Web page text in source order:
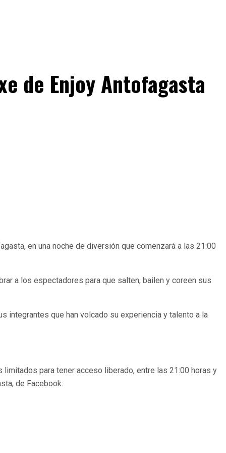
de Enjoy Antofagasta
en una noche de diversión que comenzará a las 21:00
a los espectadores para que salten, bailen y coreen sus
integrantes que han volcado su experiencia y talento a la
para tener acceso liberado, entre las 21:00 horas y
de Facebook.